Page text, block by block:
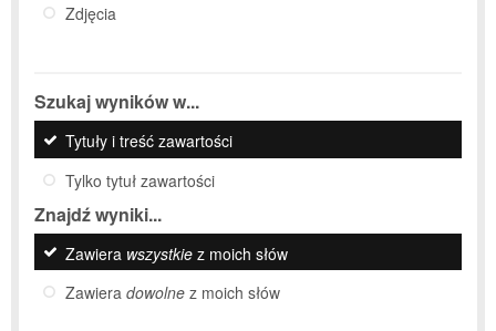
Zdjęcia
Szukaj wyników w...
Tytuły i treść zawartości
Tylko tytuł zawartości
Znajdź wyniki...
Zawiera wszystkie z moich słów
Zawiera dowolne z moich słów